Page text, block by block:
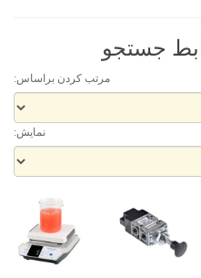
جستجو
مرتب کردن براساس:
نمایش: